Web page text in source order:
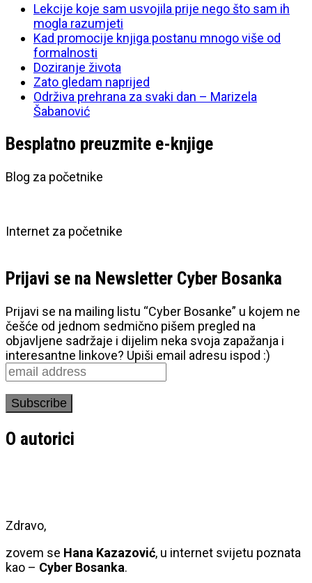
Lekcije koje sam usvojila prije nego što sam ih
mogla razumjeti
Kad promocije knjiga postanu mnogo više od
formalnosti
Doziranje života
Zato gledam naprijed
Održiva prehrana za svaki dan – Marizela
Šabanović
Besplatno preuzmite e-knjige
Blog za početnike
Internet za početnike
Prijavi se na Newsletter Cyber Bosanka
Prijavi se na mailing listu “Cyber Bosanke” u kojem ne
češće od jednom sedmično pišem pregled na
objavljene sadržaje i dijelim neka svoja zapažanja i
interesantne linkove? Upiši email adresu ispod :)
O autorici
Zdravo,
zovem se Hana Kazazović, u internet svijetu poznata
kao – Cyber Bosanka.